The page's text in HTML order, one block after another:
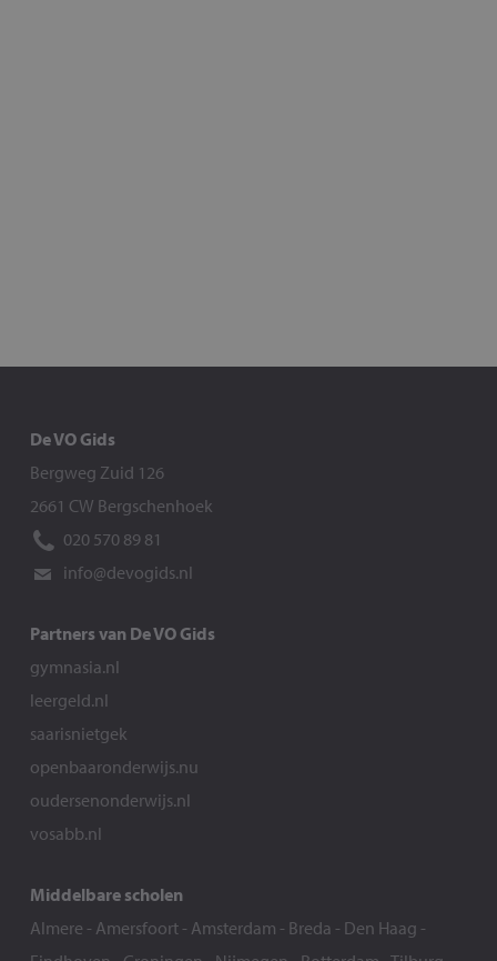
De VO Gids
Bergweg Zuid 126
2661 CW Bergschenhoek
020 570 89 81
info@devogids.nl
Partners van De VO Gids
gymnasia.nl
leergeld.nl
saarisnietgek
openbaaronderwijs.nu
oudersenonderwijs.nl
vosabb.nl
Middelbare scholen
Almere - Amersfoort- Amsterdam - Breda - Den Haag -